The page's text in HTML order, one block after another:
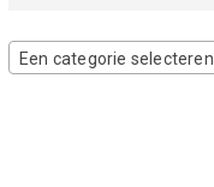
Een categorie selecteren